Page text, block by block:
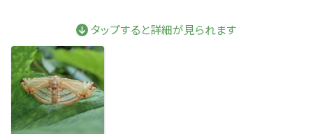
タップすると詳細が見られます